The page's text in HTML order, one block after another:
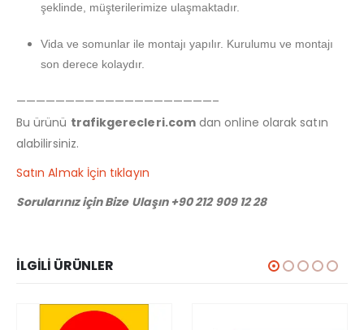
şeklinde, müşterilerimize ulaşmaktadır.
Vida ve somunlar ile montajı yapılır. Kurulumu ve montajı
son derece kolaydır.
————————————————————–
Bu ürünü trafikgerecleri.comdan online olarak satın
alabilirsiniz.
Satın Almak İçin tıklayın
Sorularınız için Bize Ulaşın +90 212 909 12 28
İLGILI ÜRÜNLER